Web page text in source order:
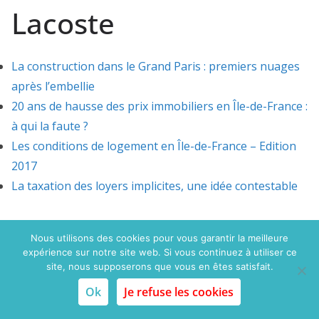
Lacoste
La construction dans le Grand Paris : premiers nuages
après l’embellie
20 ans de hausse des prix immobiliers en Île-de-France :
à qui la faute ?
Les conditions de logement en Île-de-France – Edition
2017
La taxation des loyers implicites, une idée contestable
Copyright © 2015 Politique du logement.com. Tous droits
réservés
Mentions légales
Nous utilisons des cookies pour vous garantir la meilleure
expérience sur notre site web. Si vous continuez à utiliser ce
site, nous supposerons que vous en êtes satisfait.
Ok Je refuse les cookies